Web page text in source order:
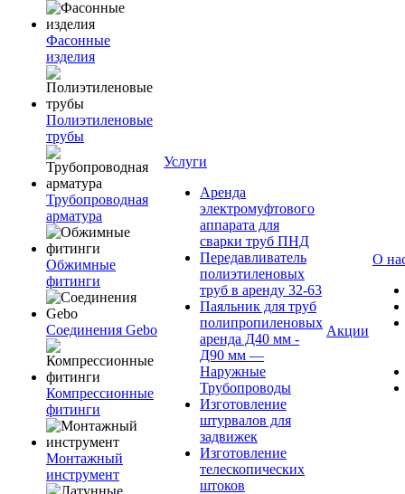
Фасонные
изделия
Полиэтиленовые
трубы
Трубопроводная
арматура
Обжимные
фитинги
Соединения Gebo
Компрессионные
фитинги
Монтажный
инструмент
Услуги
Аренда
электромуфтового
аппарата для
сварки труб ПНД
Передавливатель
полиэтиленовых
труб в аренду 32-63
Паяльник для труб
полипропиленовых
аренда Д40 мм -
Д90 мм —
Наружные
Трубопроводы
Изготовление
штурвалов для
задвижек
Изготовление
телескопических
штоков
Акции
О